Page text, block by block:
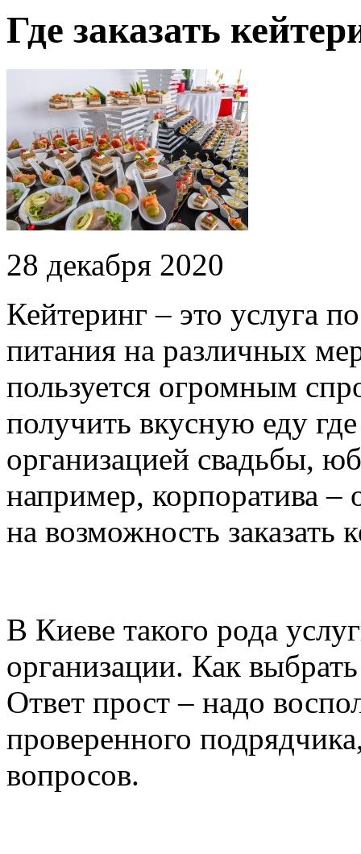
Где заказать
28 декабря 2020
Кейтеринг – это услуга
питания на различных
пользуется огромным
получить вкусную еду
организацией свадьбы,
например, корпоратива –
на возможность заказать
В Киеве такого рода
организации. Как
Ответ прост – надо
проверенного
вопросов.